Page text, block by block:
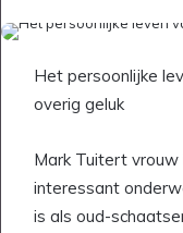
Het persoonlijke
overig geluk
Mark Tuitert vrouw
interessant
is als oud-